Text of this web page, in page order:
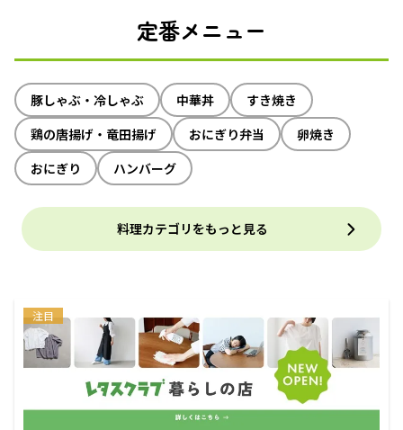
定番メニュー
豚しゃぶ・冷しゃぶ 中華丼
すき焼き
鶏の唐揚げ・竜田揚げ
おにぎり弁当
卵焼き
おにぎり
ハンバーグ
料理カテゴリをもっと見る
注目